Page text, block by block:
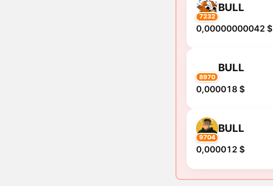
7232
BULL
0,00000000042 $
8970
BULL
0,000018 $
9704
BULL
0,000012 $